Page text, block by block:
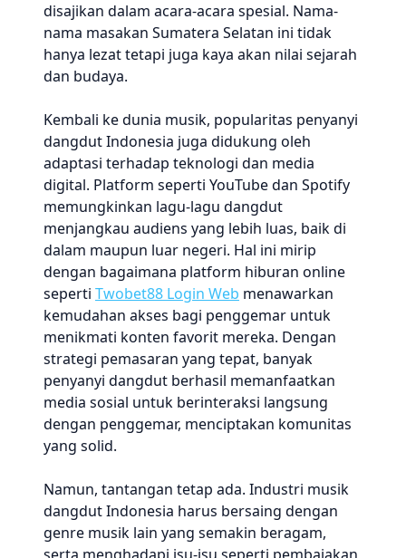
disajikan dalam acara-acara spesial. Nama-
nama masakan Sumatera Selatan ini tidak
hanya lezat tetapi juga kaya akan nilai sejarah
dan budaya.
Kembali ke dunia musik, popularitas penyanyi
dangdut Indonesia juga didukung oleh
adaptasi terhadap teknologi dan media
digital. Platform seperti YouTube dan Spotify
memungkinkan lagu-lagu dangdut
menjangkau audiens yang lebih luas, baik di
dalam maupun luar negeri. Hal ini mirip
dengan bagaimana platform hiburan online
seperti Twobet88 Login Web menawarkan
kemudahan akses bagi penggemar untuk
menikmati konten favorit mereka. Dengan
strategi pemasaran yang tepat, banyak
penyanyi dangdut berhasil memanfaatkan
media sosial untuk berinteraksi langsung
dengan penggemar, menciptakan komunitas
yang solid.
Namun, tantangan tetap ada. Industri musik
dangdut Indonesia harus bersaing dengan
genre musik lain yang semakin beragam,